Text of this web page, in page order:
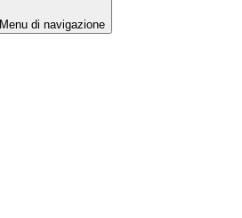
Menu di navigazione